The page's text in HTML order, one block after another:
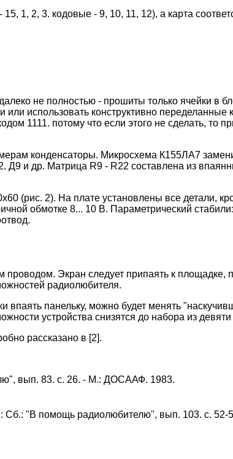
1, 2, 3. кодовые - 9, 10, 11, 12), а карта
не полностью - прошиты только ячейки в
использовать конструктивно
1111. потому что если этого не сделать, то
конденсаторы. Микросхема К155ЛА7
и др. Матрица R9 - R22 составлена из
(рис. 2). На плате установлены все детали,
обмотке 8... 10 В. Параметрический
Экран следует припаять к площадке,
радиолюбителя.
впаять панельку, можно будет менять
устройства снизятся до набора из девяти
рассказано в [2].
вып. 83. с. 26. - М.: ДОСААФ. 1983.
Сб.: "В помощь радиолюбителю", вып. 103. с.